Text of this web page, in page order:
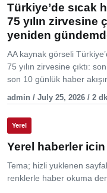
Türkiye’de sıcak
75 yılın zirvesine
yeniden
AA kaynak görseli
75 yılın zirvesine çıktı:
son 10 günlük haber
admin / July 25, 2026 / 2
Yerel
Yerel haberler
Tema; hizli yuklenen
renklerle haber okuma